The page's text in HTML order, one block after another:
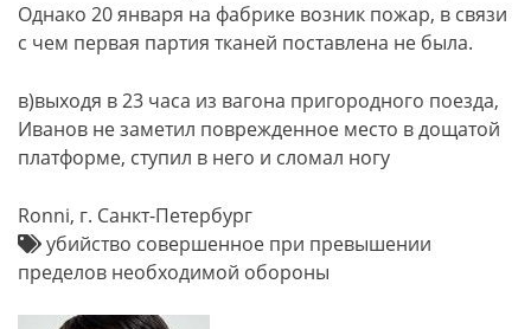
Однако 20 января на фабрике возник пожар, в связи
с чем первая партия тканей поставлена не была.
в)выходя в 23 часа из вагона пригородного поезда,
Иванов не заметил поврежденное место в дощатой
платформе, ступил в него и сломал ногу
Ronni, г. Санкт-Петербург
убийство совершенное при превышении
пределов необходимой обороны